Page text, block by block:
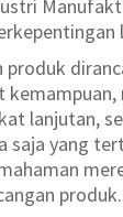
produk
kemampuan,
lanjutan,
saja yang
produk.